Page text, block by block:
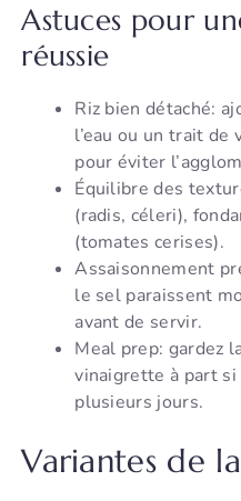
Astuces pour
réussie
Riz bien détaché:
l’eau ou un trait de
pour éviter
Équilibre des
(radis, céleri),
(tomates cerises).
Assaisonnement
le sel paraissent
avant de servir.
Meal prep: gardez
vinaigrette à part si
plusieurs jours.
Variantes de